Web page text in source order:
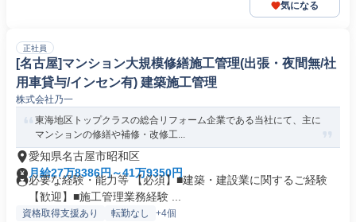
気になる
正社員
[名古屋]マンション大規模修繕施工管理(出張・夜間無/社
用車貸与/インセン有) 建築施工管理
株式会社乃一
東海地区トップクラスの総合リフォーム企業である当社にて、主に
マンションの修繕や補修・改修工...
愛知県名古屋市昭和区
月給27万8386円～41万9350円
必要な経験・能力等 【必須】■建築・建設業に関するご経験
【歓迎】■施工管理業務経験 ...
資格取得支援あり 転勤なし +4個